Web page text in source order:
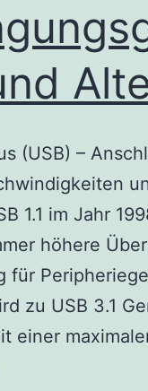
(USB) –
1.1 im Jahr
höhere
für
zu USB 3.1
einer